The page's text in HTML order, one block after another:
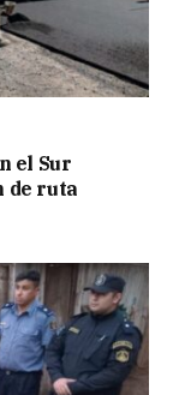
el Sur
de ruta